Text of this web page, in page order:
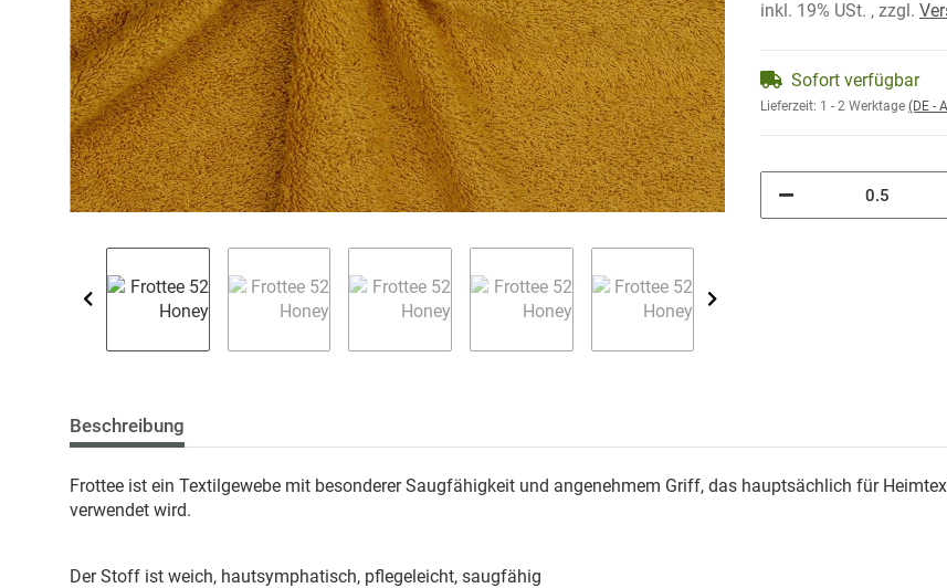
inkl. 19% USt. , zzgl.
Sofort verfügbar
Lieferzeit: 1 - 2 Werktage (DE -
Beschreibung
Frottee ist ein Textilgewebe mit besonderer Saugfähigkeit und angenehmem Griff, das hauptsächlich für
verwendet wird.
Der Stoff ist weich, hautsymphatisch, pflegeleicht, saugfähig